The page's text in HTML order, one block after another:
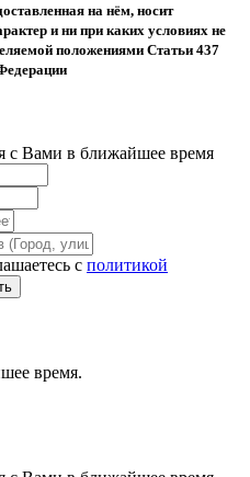
на нём, носит
и ни при каких условиях не
положениями Статьи 437
с Вами в ближайшее время
с политикой
время.